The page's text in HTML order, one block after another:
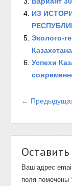
ИЗ
Эколого-
Казахстана
Успехи
←
Ваш адрес
поля помечены